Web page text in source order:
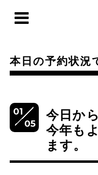
本日の予約状況
01
05
今日か
今年も
ます。